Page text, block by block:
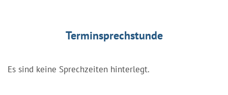
Terminsprechstunde
Es sind keine Sprechzeiten hinterlegt.